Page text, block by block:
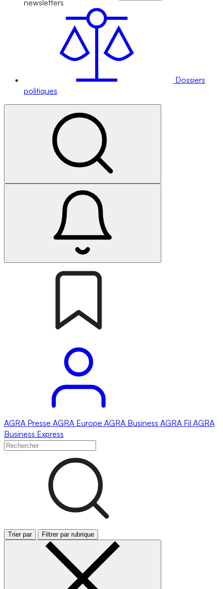
newsletters
Dossiers
politiques
AGRA Presse AGRA Europe AGRA Business AGRA Fil AGRA
Business Express
Trier par Filtrer par rubrique